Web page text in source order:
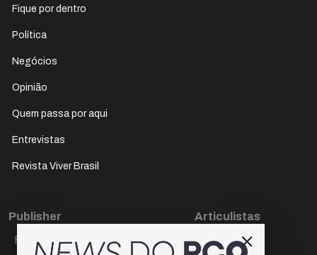
Fique por dentro
Política
Negócios
Opinião
Quem passa por aqui
Entrevistas
Revista Viver Brasil
Publisher
Paulo Cesar de Oliveira
Articulistas
Décio Freire